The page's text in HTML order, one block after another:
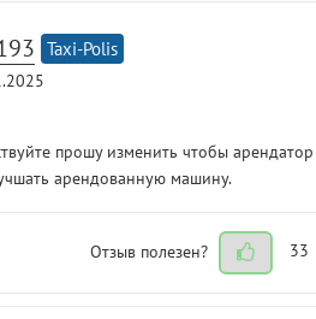
Taxi-Polis
прошу изменить чтобы арендатор
арендованную машину.
Отзыв полезен? 33